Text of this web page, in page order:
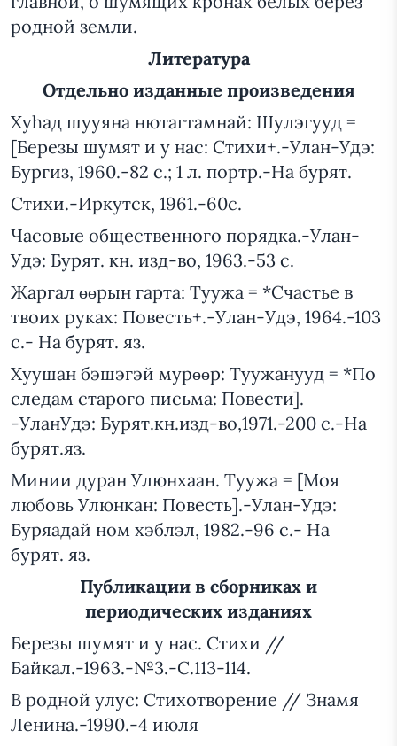
родной земли.
Литература
Отдельно изданные произведения
Хуhад шууяна нютагтамнай: Шулэгууд =
[Березы шумят и у нас: Стихи+.-Улан-Удэ:
Бургиз, 1960.-82 с.; 1 л. портр.-На бурят.
Стихи.-Иркутск, 1961.-60с.
Часовые общественного порядка.-Улан-
Удэ: Бурят. кн. изд-во, 1963.-53 с.
Жаргал өөрын гарта: Туужа = *Счастье в
твоих руках: Повесть+.-Улан-Удэ, 1964.-103
с.- На бурят. яз.
Хуушан бэшэгэй мурөөр: Туужанууд = *По
следам старого письма: Повести].
-УланУдэ: Бурят.кн.изд-во,1971.-200 с.-На
бурят.яз.
Минии дуран Улюнхаан. Туужа = [Моя
любовь Улюнкан: Повесть].-Улан-Удэ:
Буряадай ном хэблэл, 1982.-96 с.- На
бурят. яз.
Публикации в сборниках и
периодических изданиях
Березы шумят и у нас. Стихи //
Байкал.-1963.-№3.-С.113-114.
В родной улус: Стихотворение // Знамя
Ленина.-1990.-4 июля